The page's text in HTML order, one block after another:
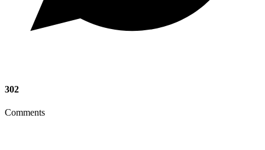
302
Comments